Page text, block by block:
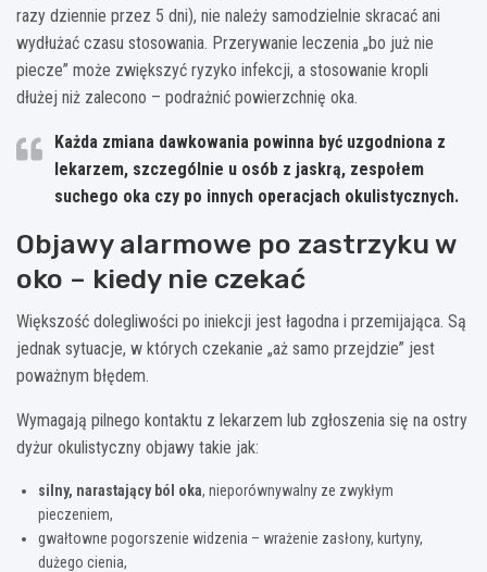
razy dziennie przez 5 dni), nie należy samodzielnie skracać ani
wydłużać czasu stosowania. Przerywanie leczenia „bo już nie
piecze” może zwiększyć ryzyko infekcji, a stosowanie kropli
dłużej niż zalecono – podrażnić powierzchnię oka.
Każda zmiana dawkowania powinna być uzgodniona z
lekarzem, szczególnie u osób z jaskrą, zespołem
suchego oka czy po innych operacjach okulistycznych.
Objawy alarmowe po zastrzyku w
oko – kiedy nie czekać
Większość dolegliwości po iniekcji jest łagodna i przemijająca. Są
jednak sytuacje, w których czekanie „aż samo przejdzie” jest
poważnym błędem.
Wymagają pilnego kontaktu z lekarzem lub zgłoszenia się na ostry
dyżur okulistyczny objawy takie jak:
silny, narastający ból oka, nieporównywalny ze zwykłym
pieczeniem,
gwałtowne pogorszenie widzenia – wrażenie zasłony, kurtyny,
dużego cienia,